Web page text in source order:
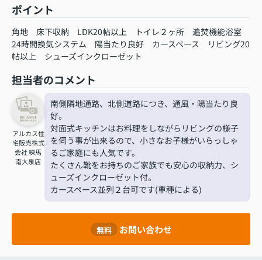
ポイント
角地 床下収納 LDK20帖以上 トイレ２ヶ所
追焚機能浴室
24時間換気システム
陽当たり良好 カースペース
リビング20
帖以上
シューズインクローゼット
担当者のコメント
アルカス住
宅販売株式
会社 練馬
南大泉店
南側隣地通路、北側道路につき、通風・陽当たり良
好。
対面式キッチンはお料理をしながらリビングの様子
を伺う事が出来るので、小さなお子様がいらっしゃ
るご家庭にも人気です。
たくさん靴をお持ちのご家族でも安心の収納力、シ
ューズインクローゼット付。
カースペース並列２台可です(車種による)
無料 お問い合わせ